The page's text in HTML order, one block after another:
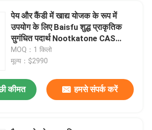
आवश्यक तेल
पेय और कैंडी में खाद्य योजक के रूप में
उपयोग के लिए Baisfu शुद्ध प्राकृतिक
सुगंधित पदार्थ Nootkatone CAS
4674-50-4
MOQ：1 किलो
मूल्य：$2990
कीमत हमसे संपर्क करें